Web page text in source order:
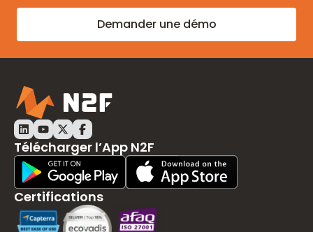
Demander une démo
LinkedIn N2F
Youtube N2F
Twitter N2F
Facebook N2F
Télécharger l’App N2F
Play Store DownloadApp Store Download
Certifications